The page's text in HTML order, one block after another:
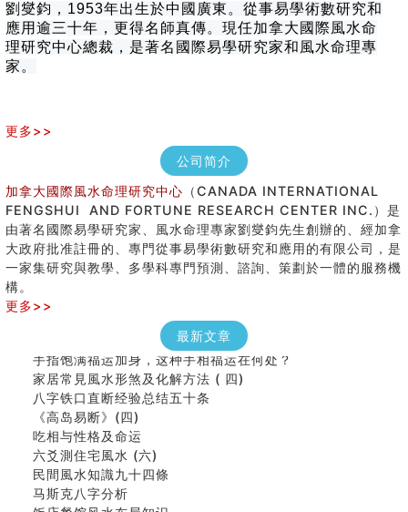
劉燮鈞，1953年出生於中國廣東。從事易學術數研究和
應用逾三十年，更得名師真傳。現任加拿大國際風水命
理研究中心總裁，是著名國際易學研究家和風水命理專
家。
更多>>
公司简介
加拿大國際風水命理研究中心 （CANADA INTERNATIONAL
FENGSHUI AND FORTUNE RESEARCH CENTER INC.）是
由著名國際易學研究家、風水命理專家劉燮鈞先生創辦的、經加拿
大政府批准註冊的、專門從事易學術數研究和應用的有限公司，是
一家集研究與教學、多學科專門預測、諮詢、策劃於一體的服務機
構。
更多>>
最新文章
女性起名的用字講究
香港巨富霍英東命造 (名人八字淺析十）
購房十大風水原則 (上)
七夕节 我国唯一一个以女性为主角传统节日
商舖大門的風水原則 (下)
手指饱满福运加身，这种手相福运在何处？
家居常見風水形煞及化解方法 ( 四)
八字铁口直断经验总结五十条
《高岛易断》(四)
吃相与性格及命运
六爻測住宅風水 (六)
民間風水知識九十四條
马斯克八字分析
饭店餐馆风水布局知识